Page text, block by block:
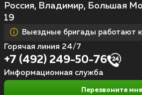
Россия, Владимир, Большая
19
Выездные бригады работают
Горячая линия 24/7
+7 (492) 249-50-76
Информационная служба
Перезвоните мне